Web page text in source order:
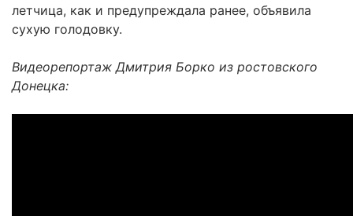
летчица, как и предупреждала ранее, объявила
сухую голодовку.
Видеорепортаж Дмитрия Борко из ростовского
Донецка: